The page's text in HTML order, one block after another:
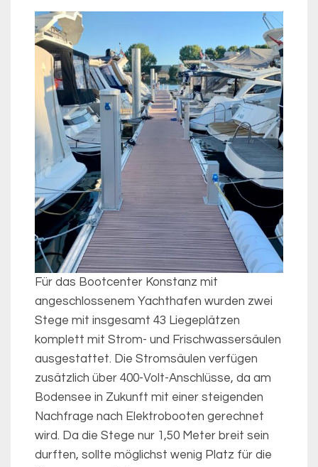
Für das Bootcenter Konstanz mit
angeschlossenem Yachthafen wurden zwei
Stege mit insgesamt 43 Liegeplätzen
komplett mit Strom- und Frischwassersäulen
ausgestattet. Die Stromsäulen verfügen
zusätzlich über 400-Volt-Anschlüsse, da am
Bodensee in Zukunft mit einer steigenden
Nachfrage nach Elektrobooten gerechnet
wird. Da die Stege nur 1,50 Meter breit sein
durften, sollte möglichst wenig Platz für die